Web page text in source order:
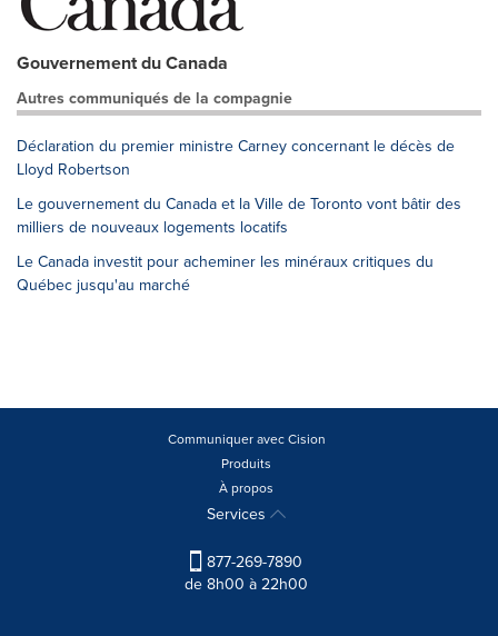
Gouvernement du Canada
Autres communiqués de la compagnie
Déclaration du premier ministre Carney concernant le décès de
Lloyd Robertson
Le gouvernement du Canada et la Ville de Toronto vont bâtir des
milliers de nouveaux logements locatifs
Le Canada investit pour acheminer les minéraux critiques du
Québec jusqu'au marché
Communiquer avec Cision
Produits
À propos
Services
877-269-7890
de 8h00 à 22h00